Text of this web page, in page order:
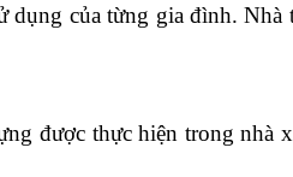
của từng gia đình. Nhà
được thực hiện trong nhà